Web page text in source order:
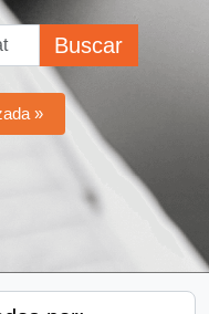
Buscar
»